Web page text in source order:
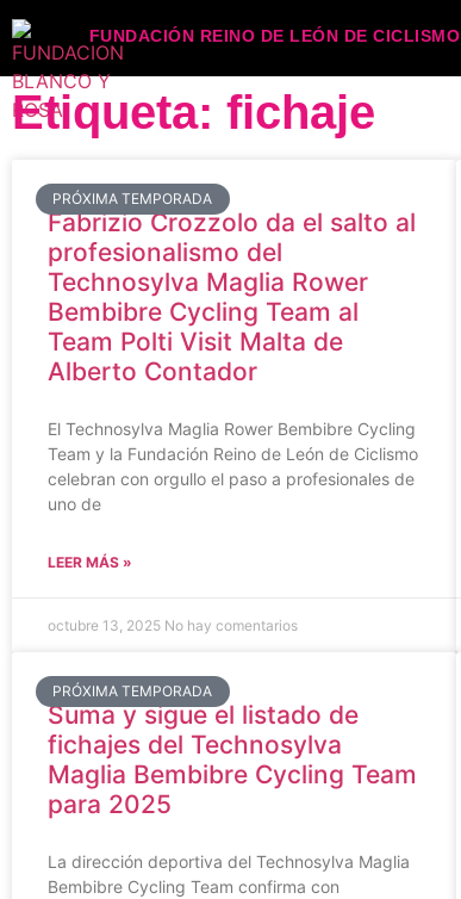
FUNDACIÓN REINO DE LEÓN DE CICLISMO
Etiqueta: fichaje
PRÓXIMA TEMPORADA
Fabrizio Crozzolo da el salto al
profesionalismo del
Technosylva Maglia Rower
Bembibre Cycling Team al
Team Polti Visit Malta de
Alberto Contador
El Technosylva Maglia Rower Bembibre Cycling
Team y la Fundación Reino de León de Ciclismo
celebran con orgullo el paso a profesionales de
uno de
LEER MÁS »
octubre 13, 2025 No hay comentarios
PRÓXIMA TEMPORADA
Suma y sigue el listado de
fichajes del Technosylva
Maglia Bembibre Cycling Team
para 2025
La dirección deportiva del Technosylva Maglia
Bembibre Cycling Team confirma con